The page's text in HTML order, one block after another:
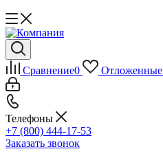
Сравнение0 Отложенные
Телефоны
+7 (800) 444-17-53
Заказать звонок